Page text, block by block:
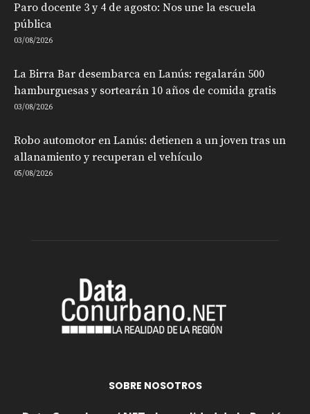
Paro docente 3 y 4 de agosto: Nos une la escuela
pública
03/08/2026
La Birra Bar desembarca en Lanús: regalarán 500
hamburguesas y sortearán 10 años de comida gratis
03/08/2026
Robo automotor en Lanús: detienen a un joven tras un
allanamiento y recuperan el vehículo
05/08/2026
SOBRE NOSOTROS